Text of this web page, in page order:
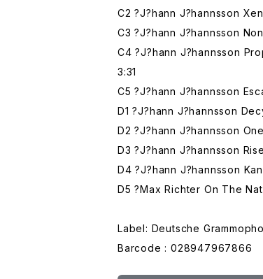
C2 ?J?hann J?hannsson
C3 ?J?hann J?hannsson
C4 ?J?hann J?hannsson
3:31
C5 ?J?hann J?hannsson
D1 ?J?hann J?hannsson
D2 ?J?hann J?hannsson
D3 ?J?hann J?hannsson
D4 ?J?hann J?hannsson
D5 ?Max Richter On The
Label: Deutsche
Barcode : 028947967866